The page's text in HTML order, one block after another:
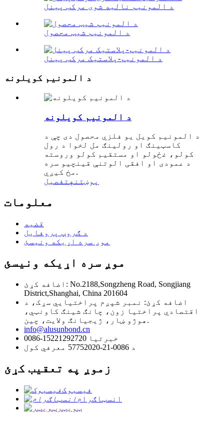
د المونیم نالیه شوی مرکب پینل
د المونیم شیټ محصول
د المونیم-پلاستیک مرکب پینل
د المونیم کویلونه
د المونیم کویلونه
د المونیم کویل یو فلزي محصول دی چې د
کاسټینګ او رولینګ مل لخوا د رول
کولو، غځولو او مستقیم کولو وروسته
د عمودی او افقی الوتنې قینچیو سره
مخ کیږي.
پوښتنه تفصیل
معلومات
قضیه
د ګروپ پروفایل
موږ سره اړیکه ونیسئ
موږ سره اړیکه ونیسئ
اضافه کړئ: No.2188,Songzheng Road, Songjiang
District,Shanghai, China 201604
اضافه کړئ: نمبر شپږم پراختیایي سړک، د
اقتصادي پراختیا زون، چانګ شینګ کاونټي،
هوژو ښار، ژیجیانګ ولایت، چین.
info@alusunbond.cn
0086-15221292720 خبرتیا
د 0086-21-57752020 معرفي کول
زموږ په تعقیب کړئ
فیسبوک
انسټاګرام
ټویټر